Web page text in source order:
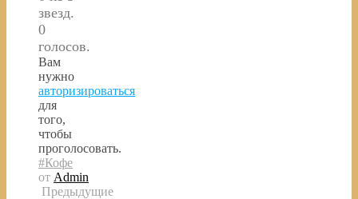
звезд.
0
голосов.
Вам
нужно
авторизироваться
для
того,
чтобы
проголосовать.
#Кофе
от Admin
Предыдущие